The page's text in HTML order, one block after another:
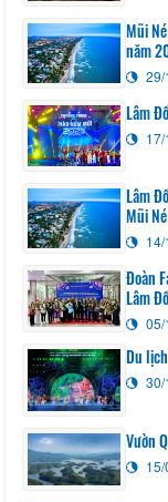
Mũi
năm
29/
Lâm
Lâm
Mũi
Đoàn
Lâm
05/
Du
30/
Vườn